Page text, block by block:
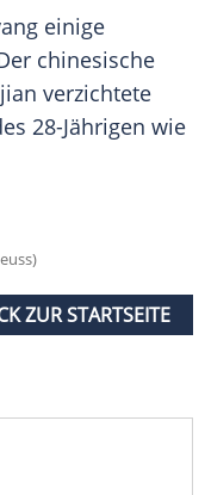
einige
chinesische
verzichtete
28-Jährigen wie
ZUR STARTSEITE